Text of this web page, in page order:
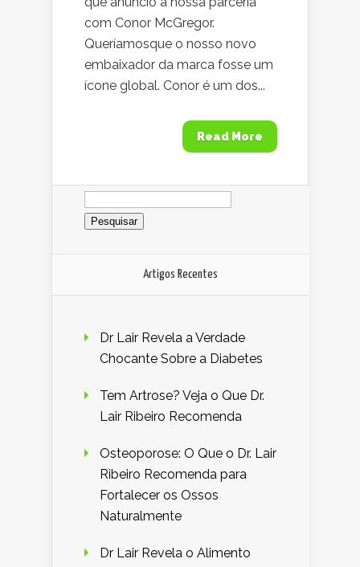
com Conor McGregor.
Queríamosque o nosso novo
embaixador da marca fosse um
ícone global. Conor é um dos...
Read More
Pesquisar
por:
Artigos Recentes
Dr Lair Revela a Verdade
Chocante Sobre a Diabetes
Tem Artrose? Veja o Que Dr.
Lair Ribeiro Recomenda
Osteoporose: O Que o Dr. Lair
Ribeiro Recomenda para
Fortalecer os Ossos
Naturalmente
Dr Lair Revela o Alimento